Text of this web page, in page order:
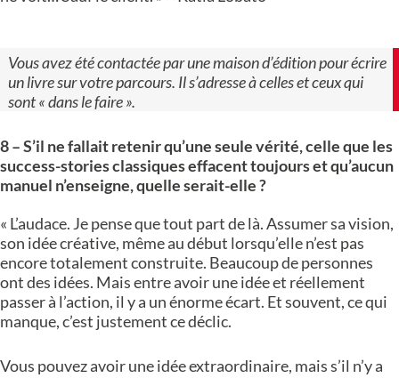
Vous avez été contactée par une maison d’édition pour écrire
un livre sur votre parcours. Il s’adresse à celles et ceux qui
sont « dans le faire ».
8 – S’il ne fallait retenir qu’une seule vérité, celle que les
success-stories classiques effacent toujours et qu’aucun
manuel n’enseigne, quelle serait-elle ?
« L’audace. Je pense que tout part de là. Assumer sa vision,
son idée créative, même au début lorsqu’elle n’est pas
encore totalement construite. Beaucoup de personnes
ont des idées. Mais entre avoir une idée et réellement
passer à l’action, il y a un énorme écart. Et souvent, ce qui
manque, c’est justement ce déclic.
Vous pouvez avoir une idée extraordinaire, mais s’il n’y a